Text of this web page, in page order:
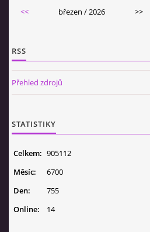
<< březen / 2026 >>
RSS
Přehled zdrojů
STATISTIKY
Online: 14
Celkem: 905112
Měsíc:
6700
Den:
755